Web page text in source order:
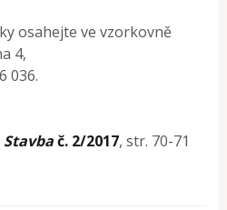
osahejte ve vzorkovně
4,
036.
Stavbač. 2/2017, str. 70-71